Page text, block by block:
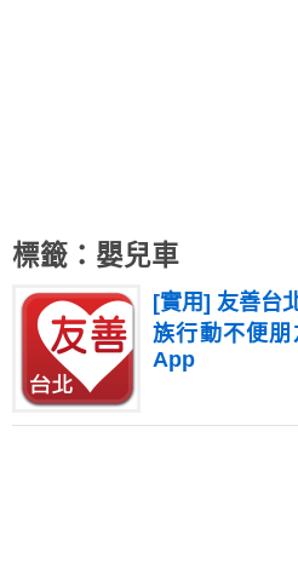
標籤：嬰兒車
[實用] 友善台
族行動不便
App